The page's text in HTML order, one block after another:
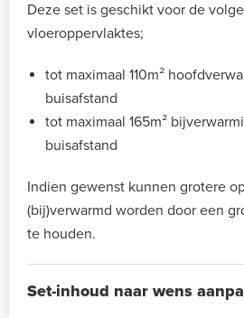
Deze set is geschikt voor de
vloeroppervlaktes;
tot maximaal 110m²
buisafstand
tot maximaal 165m²
buisafstand
Indien gewenst kunnen grotere
(bij)verwarmd worden door een
te houden.
Set-inhoud naar wens